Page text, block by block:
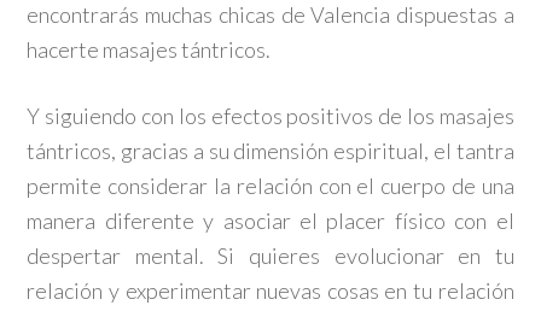
encontrarás muchas chicas de Valencia dispuestas a
hacerte masajes tántricos.
Y siguiendo con los efectos positivos de los masajes
tántricos, gracias a su dimensión espiritual, el tantra
permite considerar la relación con el cuerpo de una
manera diferente y asociar el placer físico con el
despertar mental. Si quieres evolucionar en tu
relación y experimentar nuevas cosas en tu relación